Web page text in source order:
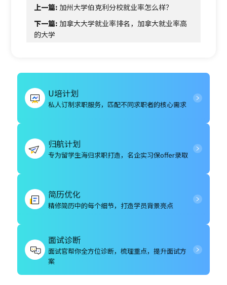
上一篇: 加州大学伯克利分校就业率怎么样？
下一篇: 加拿大大学就业率排名，加拿大就业率高
的大学
U培计划
私人订制求职服务，匹配不同求职者的核心需求
归航计划
专为留学生海归求职打造，名企实习保offer录取
简历优化
精修简历中的每个细节，打造学员背景亮点
面试诊断
面试官帮你全方位诊断，梳理重点，提升面试方
案